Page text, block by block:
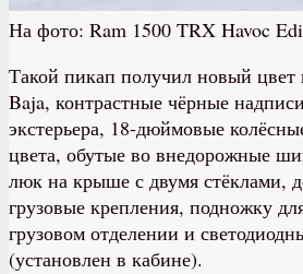
На фото: Ram 1500 TRX Havoc
Такой пикап получил новый цвет
Baja, контрастные чёрные
экстерьера, 18-дюймовые
цвета, обутые во внедорожные
люк на крыше с двумя стёклами,
грузовые крепления, подножку
грузовом отделении и
(установлен в кабине).